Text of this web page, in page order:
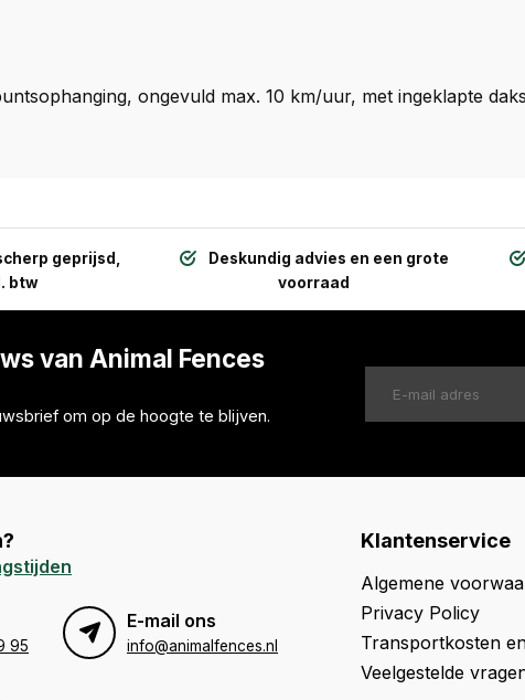
ongevuld max. 10 km/uur, met ingeklapte
geprijsd,
btw
Deskundig advies en een grote
voorraad
van Animal Fences
om op de hoogte te blijven.
95
E-mail ons
info@animalfences.nl
Klantenservice
Algemene
Privacy Policy
Transportkosten
Veelgestelde